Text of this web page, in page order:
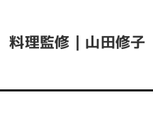
料理監修｜山田修子